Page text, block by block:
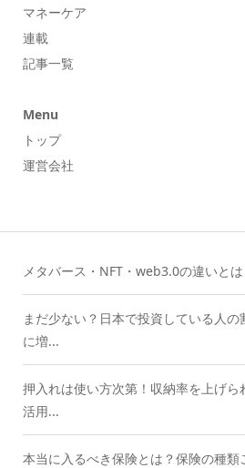
マネーケア
連載
記事一覧
Menu
トップ
運営会社
メタバース・NFT・web3.0の違いと
まだ少ない？日本で投資している人
に増...
押入れは使い方次第！収納率を上げら
活用...
本当に入るべき保険とは？保険の種類